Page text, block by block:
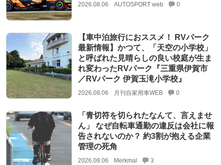
2026.08.06 AUTOSPORT web 0
【車中泊旅行におススメ！ RVパーク
最新情報】かつて、「天空の小学校」
と呼ばれた見晴らしの良い校庭が生ま
れ変わったRVパーク『三重県伊賀市
／RVパーク 伊賀玉滝小学校』
2026.08.06 月刊自家用車WEB 0
「青切符を切られたなんて、言えませ
ん」 なぜ自転車通勤の違反は会社に報
告されないのか？ 約3割が抱える企業
管理の死角
2026.08.06 Merkmal 3